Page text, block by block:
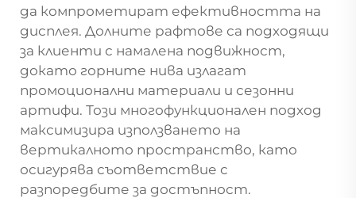
да компрометират ефективността на
дисплея. Долните рафтове са подходящи
за клиенти с намалена подвижност,
докато горните нива излагат
промоционални материали и сезонни
артифи. Този многофункционален подход
максимизира използването на
вертикалното пространство, като
осигурява съответствие с
разпоредбите за достъпност.